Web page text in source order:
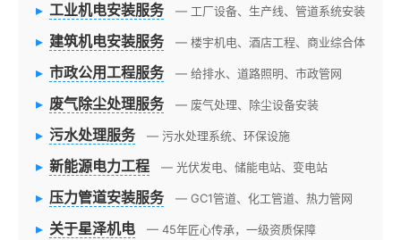
▸ 工业机电安装服务 — 工厂设备、生产线、管道系统安装
▸ 建筑机电安装服务 — 楼宇机电、酒店工程、商业综合体
▸ 市政公用工程服务 — 给排水、道路照明、市政管网
▸ 废气除尘处理服务 — 废气处理、除尘设备安装
▸ 污水处理服务 — 污水处理系统、环保设施
▸ 新能源电力工程 — 光伏发电、储能电站、变电站
▸ 压力管道安装服务 — GC1管道、化工管道、热力管网
▸ 关于星泽机电 — 45年匠心传承，一级资质保障